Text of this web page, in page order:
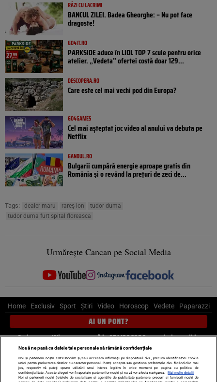
RÂZI CU LACRIMI
BANCUL ZILEI. Badea Gheorghe: – Nu pot face
dragoste!
GO4IT.RO
PARKSIDE aduce în LIDL TOP 7 scule pentru orice
atelier. „Vedeta” ofertei costă doar 129...
DESCOPERA.RO
Care este cel mai vechi pod din Europa?
GO4GAMES
Cel mai așteptat joc video al anului va debuta pe
Netflix
GANDUL.RO
Bulgarii cumpără energie aproape gratis din
România și o revând la prețuri de zeci de...
Tags: dealer maru rareș ion
tudor duma
tudor duma furt spital floreasca
Urmărește Cancan pe Social Media
Home Exclusiv Sport Știri Video Horoscop Vedete Paparazzi
AI UN PONT?
Scrie-ne pe Whatsapp, sună la 0741226226 sau trimite mail la
pont@cancan.ro
Știri interne Știri externe
Politică
Nouă ne pasă ca datele tale personale să rămână confidențiale
Noi și partenerii noștri 1019stocăm și/sau accesăm informații pe dispozitivul dvs., precum identificatorii cookie
unici pentru prelucrarea datelor cu caracter personal. Puteți accepta sau gestiona preferințele dvs. făcând clic mai
jos, respectiv vă puteți opune utilizării unui interes legitim în orice moment pe pagina cu politica de
confidențialitate. Aceste alegeri vor fi raportate partenerilor noștri și nu vă vor afecta navigarea.
Mai multe detalii
Noi si partenerii nostri (retelele de socializare si agentiile de publicitate partenere, precum si furnizorii nostri de